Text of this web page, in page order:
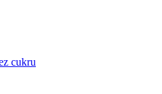
cukru